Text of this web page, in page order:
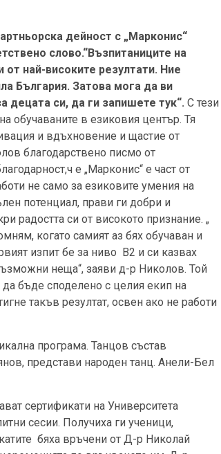
дейност с „Марконис“
слово.“Възпитаниците на
от най-високите резултати. Ние
България. Затова мога да ви
децата си, да ги запишете тук“. С тези
обучаваните в езиковия център. Тя
и вдъхновение и щастие от
благодарствено писмо от
е „Марконис“ е част от
не само за езиковите умения на
потенциал, прави ги добри и
радостта си от високото признание. „
когато самият аз бях обучаван и
изпит бе за ниво В2 и си казвах
неща“, заяви д-р Николов. Той
да бъде споделено с целия екип на
такъв резултат, освен ако не работи
програма. Танцов състав
представи народен танц. Анели-Бел
сертификати на Университета
сесии. Получиха ги ученици,
бяха връчени от Д-р Николай